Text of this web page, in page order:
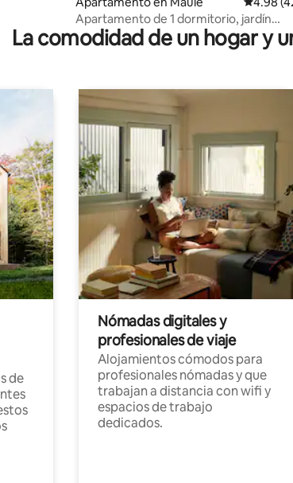
Apartamento de 1 dormitorio, jardín
independiente
La comodidad de un hogar y
de
Nómadas digitales y
profesionales de viaje
Alojamientos cómodos para
profesionales nómadas y que
trabajan a distancia con wifi y
espacios de trabajo
dedicados.